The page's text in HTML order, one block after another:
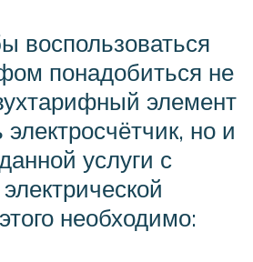
воспользоваться
понадобиться не
элемент
электросчётчик, но и
услуги с
необходимо: